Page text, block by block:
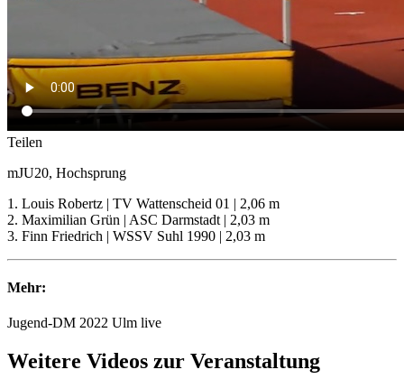
Teilen
mJU20, Hochsprung
1. Louis Robertz | TV Wattenscheid 01 | 2,06 m
2. Maximilian Grün | ASC Darmstadt | 2,03 m
3. Finn Friedrich | WSSV Suhl 1990 | 2,03 m
Mehr:
Jugend-DM 2022 Ulm live
Weitere Videos zur Veranstaltung